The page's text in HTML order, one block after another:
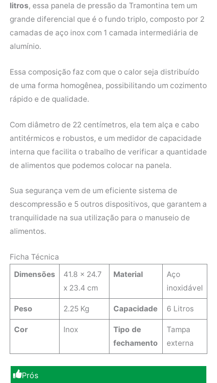
litros, essa panela de pressão da Tramontina tem um
grande diferencial que é o fundo triplo, composto por 2
camadas de aço inox com 1 camada intermediária de
alumínio.
Essa composição faz com que o calor seja distribuído
de uma forma homogênea, possibilitando um cozimento
rápido e de qualidade.
Com diâmetro de 22 centímetros, ela tem alça e cabo
antitérmicos e robustos, e um medidor de capacidade
interna que facilita o trabalho de verificar a quantidade
de alimentos que podemos colocar na panela.
Sua segurança vem de um eficiente sistema de
descompressão e 5 outros dispositivos, que garantem a
tranquilidade na sua utilização para o manuseio de
alimentos.
Ficha Técnica
Dimensões
41.8 x 24.7
x 23.4 cm
Material
Aço
inoxidável
Peso 2.25 Kg Capacidade 6 Litros
Cor ‎Inox
Tipo de
fechamento
Tampa
externa
Prós